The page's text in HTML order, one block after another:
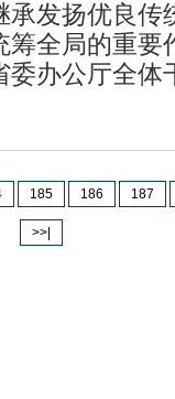
发扬优良传
全局的重要
办公厅全体
185 186 187
>>|